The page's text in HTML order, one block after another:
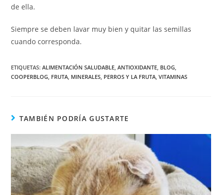
de ella.
Siempre se deben lavar muy bien y quitar las semillas
cuando corresponda.
ETIQUETAS:ALIMENTACIÓN SALUDABLE, ANTIOXIDANTE, BLOG,
COOPERBLOG, FRUTA, MINERALES, PERROS Y LA FRUTA, VITAMINAS
TAMBIÉN PODRÍA GUSTARTE